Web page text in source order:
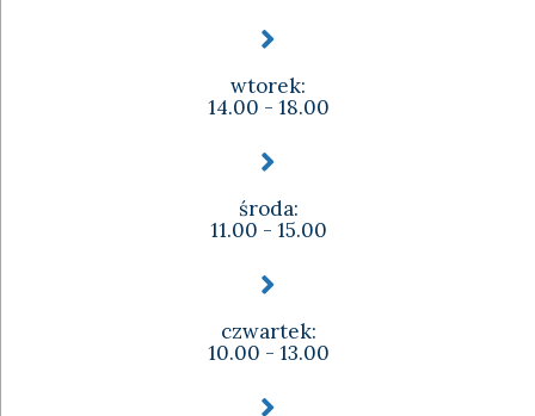
wtorek:
14.00 - 18.00
środa:
11.00 - 15.00
czwartek:
10.00 - 13.00